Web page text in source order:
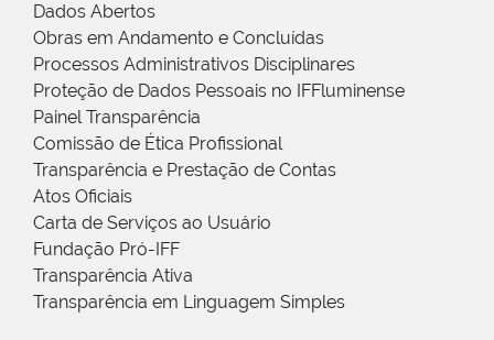
Dados Abertos
Obras em Andamento e Concluídas
Processos Administrativos Disciplinares
Proteção de Dados Pessoais no IFFluminense
Painel Transparência
Comissão de Ética Profissional
Transparência e Prestação de Contas
Atos Oficiais
Carta de Serviços ao Usuário
Fundação Pró-IFF
Transparência Ativa
Transparência em Linguagem Simples